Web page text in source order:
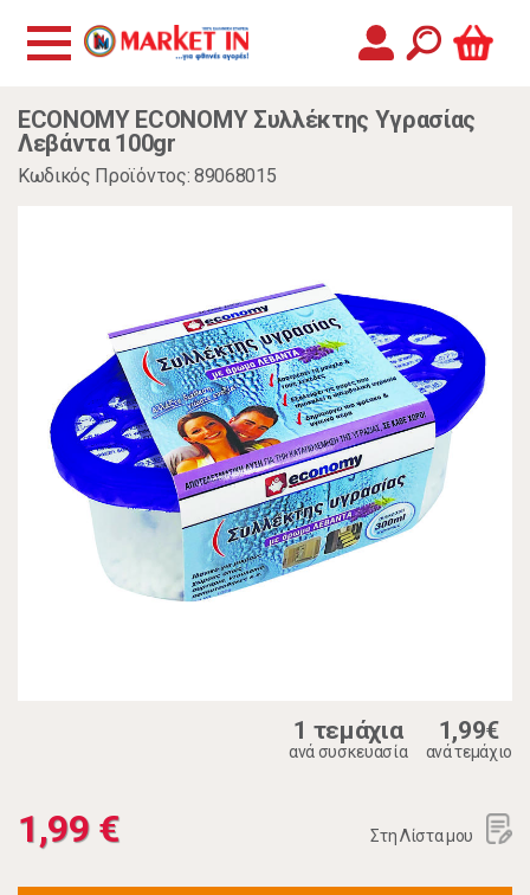
ECONOMY ECONOMY Συλλέκτης Υγρασίας
Λεβάντα 100gr
Κωδικός Προϊόντος: 89068015
1 τεμάχια
ανά συσκευασία
1,99€
ανά τεμάχιο
1,99 € Στη Λίστα μου